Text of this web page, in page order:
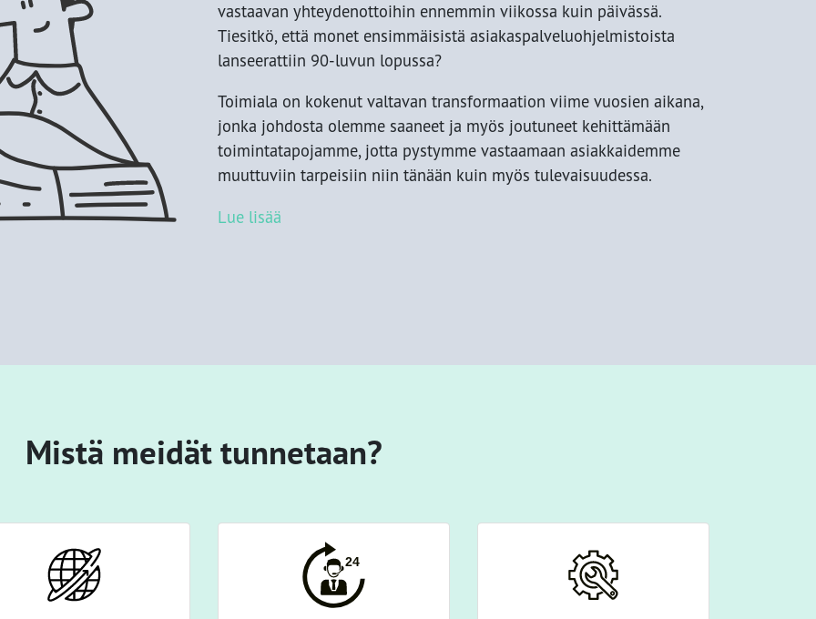
vastaavan yhteydenottoihin ennemmin viikossa kuin päivässä.
Tiesitkö, että monet ensimmäisistä asiakaspalveluohjelmistoista
lanseerattiin 90-luvun lopussa?
Toimiala on kokenut valtavan transformaation viime vuosien aikana,
jonka johdosta olemme saaneet ja myös joutuneet kehittämään
toimintatapojamme, jotta pystymme vastaamaan asiakkaidemme
muuttuviin tarpeisiin niin tänään kuin myös tulevaisuudessa.
Lue lisää
Mistä meidät tunnetaan?